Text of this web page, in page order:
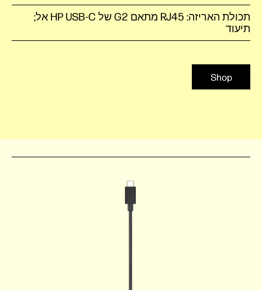
תכולת האריזה: RJ45 מתאם ‏G2‏ של HP USB-C אל;
תיעוד
Shop